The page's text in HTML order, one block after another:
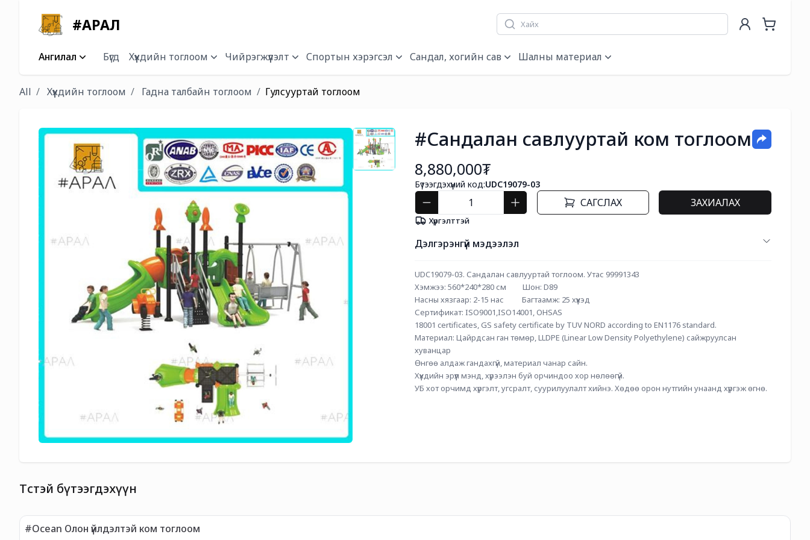
#АРАЛ
Ангилал Бүгд Хүүхдийн тоглоом Чийрэгжүүлэлт Спортын хэрэгсэл Сандал, хогийн сав Шалны материал
All Хүүхдийн тоглоом Гадна талбайн тоглоом Гулсууртай тоглоом
#Сандалан савлууртай ком тоглоом
8,880,000₮
Бүтээгдэхүүний код:UDC19079-03
САГСЛАХ ЗАХИАЛАХ
Хүргэлттэй
Дэлгэрэнгүй мэдээлэл
UDC19079-03. Сандалан савлууртай тоглоом. Утас 99991343
Хэмжээ: 560*240*280 см         Шон: D89
Насны хязгаар: 2-15 нас          Багтаамж: 25 хүүхэд
Сертификат: ISO9001,ISO14001, OHSAS
18001 certificates, GS safety certificate by TUV NORD according to EN1176 standard.
Материал: Цайрдсан ган төмөр, LLDPE (Linear Low Density Polyethylene) сайжруулсан
хуванцар
Өнгөө алдаж гандахгүй, материал чанар сайн.
Хүүхдийн эрүүл мэнд, хүрээлэн буй орчиндоо хор нөлөөгүй.
УБ хот орчимд хүргэлт, угсралт, суурилуулалт хийнэ. Хөдөө орон нутгийн унаанд хүргэж өгнө.
Төстэй бүтээгдэхүүн
#Ocean Олон үйлдэлтэй ком тоглоом